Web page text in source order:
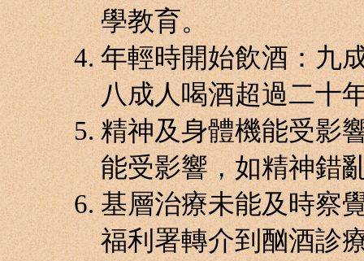
學教育。
年輕時開始飲酒：九
八成人喝酒超過二十
精神及身體機能受影
能受影響，如精神錯
基層治療未能及時察
福利署轉介到酗酒診